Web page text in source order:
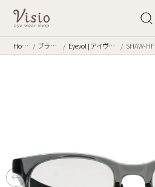
Home ブランド Eyevol [アイヴォル]